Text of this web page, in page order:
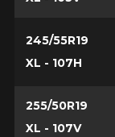
245/55R19
XL - 107H
255/50R19
XL - 107V